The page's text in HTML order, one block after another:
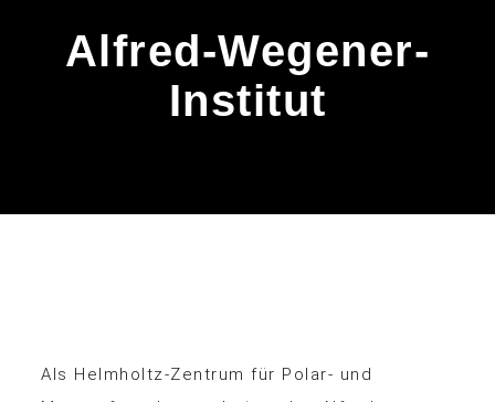
Alfred-Wegener-
Institut
Als Helmholtz-Zentrum für Polar- und